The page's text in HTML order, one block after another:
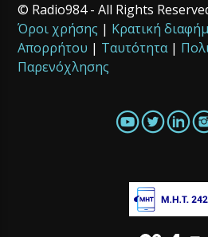
© Radio984 - All Rights
Όροι χρήσης | Κρατική
Απορρήτου | Ταυτότητα|
Παρενόχλησης